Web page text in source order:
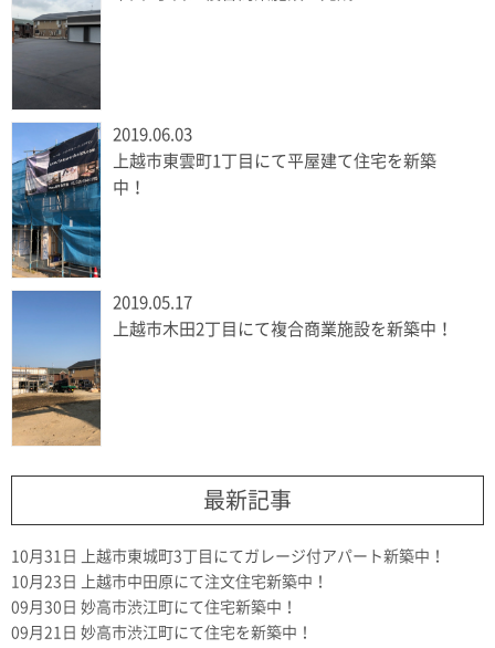
2019.06.03
上越市東雲町1丁目にて平屋建て住宅を新築
中！
2019.05.17
上越市木田2丁目にて複合商業施設を新築中！
最新記事
10月31日
上越市東城町3丁目にてガレージ付アパート新築中！
10月23日
上越市中田原にて注文住宅新築中！
09月30日 妙高市渋江町にて住宅新築中！
09月21日 妙高市渋江町にて住宅を新築中！